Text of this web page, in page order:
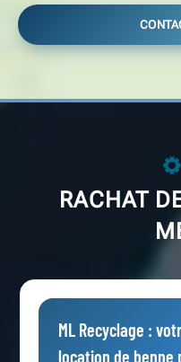
RACHAT
ML Recyclage :
location de benne